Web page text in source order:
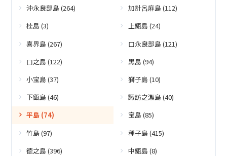
沖永良部島 (264)
加計呂麻島 (112)
桂島 (3)
上甑島 (24)
喜界島 (267)
口永良部島 (121)
口之島 (122)
黒島 (94)
小宝島 (37)
獅子島 (10)
下甑島 (46)
諏訪之瀬島 (40)
平島 (74)
宝島 (85)
竹島 (97)
種子島 (415)
徳之島 (396)
中甑島 (8)